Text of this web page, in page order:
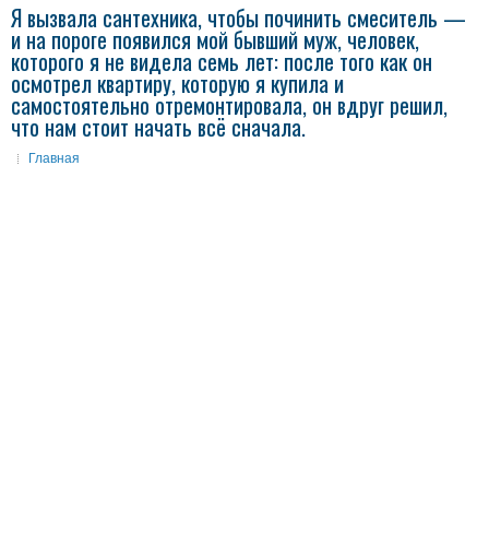
Я вызвала сантехника, чтобы починить смеситель —
и на пороге появился мой бывший муж, человек,
которого я не видела семь лет: после того как он
осмотрел квартиру, которую я купила и
самостоятельно отремонтировала, он вдруг решил,
что нам стоит начать всё сначала.
Главная